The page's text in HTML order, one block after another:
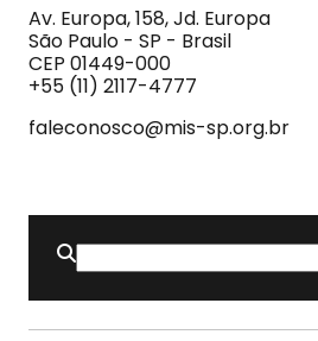
Imagem
e
do
Som
Av. Europa, 158, Jd. Europa
São Paulo - SP - Brasil
CEP 01449-000
+55 (11) 2117-4777
faleconosco@mis-sp.org.br
Buscar
por: